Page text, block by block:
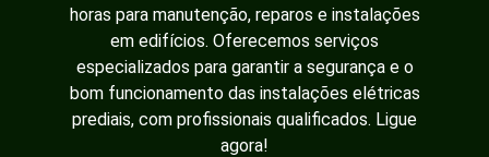
horas para manutenção, reparos e instalações
em edifícios. Oferecemos serviços
especializados para garantir a segurança e o
bom funcionamento das instalações elétricas
prediais, com profissionais qualificados. Ligue
agora!